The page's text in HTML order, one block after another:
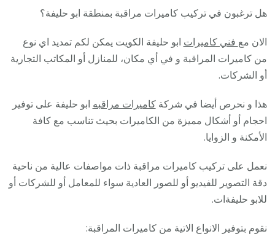
هل ترغبون في تركيب كاميرات مراقبة بمنطقة ابو حليفة؟
الان مع فني كاميرات ابو حليفة الكويت يمكن لكم تمديد اي نوع
من كاميرات المراقبة و في أي مكان، للمنازل أو المكاتب التجارية
أو الشركات.
هذا و نحرص أيضا في شركةكاميرات مراقبه ابو حليفة على توفير
احجام أو أشكال مميزة من الكاميرات بحيث تناسب مع كافة
الأمكنة و الزوايا.
نعمل على تركيب كاميرات مراقبة ذات مواصفات عالية من ناحية
دقة التصوير للفيديو أو للصور العادية سواء للمعامل أو للشركات أو
للابو حليفةات.
نقوم بتوفير الانواع الاتية من كاميرات المراقبة: